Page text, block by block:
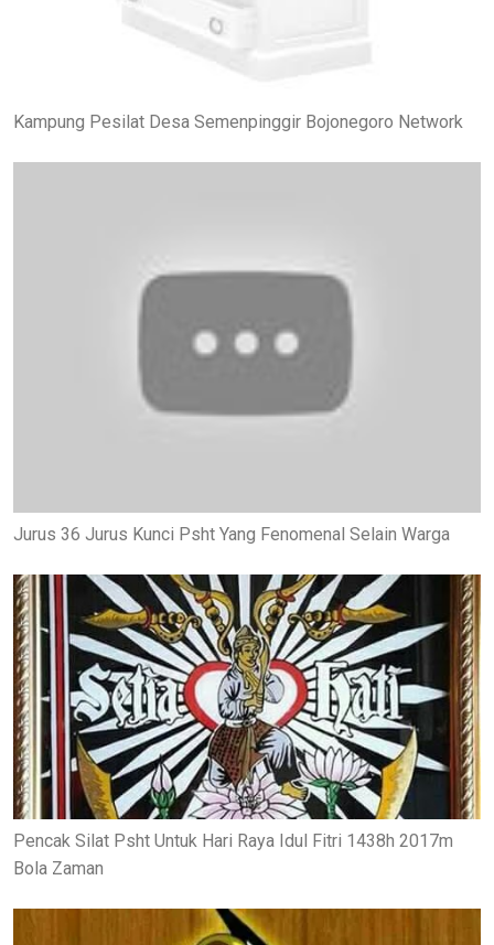
Kampung Pesilat Desa Semenpinggir Bojonegoro Network
Jurus 36 Jurus Kunci Psht Yang Fenomenal Selain Warga
Pencak Silat Psht Untuk Hari Raya Idul Fitri 1438h 2017m
Bola Zaman